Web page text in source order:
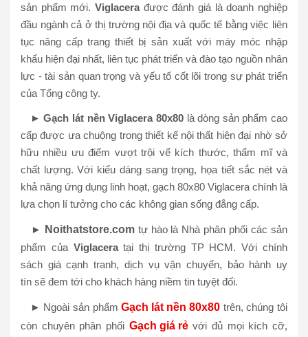
sản phẩm mới. Viglacera được đánh giá là doanh nghiệp
đầu ngành cả ở thị trường nội địa và quốc tế bằng việc liên
tục nâng cấp trang thiết bị sản xuất với máy móc nhập
khẩu hiện đại nhất, liên tục phát triển và đào tạo nguồn nhân
lực - tài sản quan trọng và yếu tố cốt lõi trong sự phát triển
của Tổng công ty.
►Gạch lát nền Viglacera 80x80 là dòng sản phẩm cao
cấp được ưa chuộng trong thiết kế nội thất hiện đại nhờ sở
hữu nhiều ưu điểm vượt trội vể kích thước, thẩm mĩ và
chất lượng. Với kiểu dáng sang trọng, họa tiết sắc nét và
khả năng ứng dụng linh hoạt, gạch 80x80 Viglacera chính là
lựa chọn lí tưởng cho các không gian sống đẳng cấp.
► Noithatstore.comtự hào là Nhà phân phối các sản
phẩm của Viglaceratại thị trường TP HCM. Với chính
sách giá cạnh tranh, dịch vụ vận chuyển, bảo hành uy
tín sẽ đem tới cho khách hàng niềm tin tuyệt đối.
► Ngoài sản phẩmGạch lát nền 80x80 trên, chúng tôi
còn chuyên phân phối Gạch giá rẻvới đủ mọi kích cỡ,